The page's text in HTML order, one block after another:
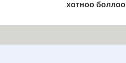
хотноо боллоо